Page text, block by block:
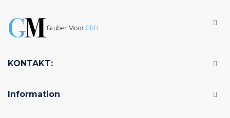
KONTAKT:
Information